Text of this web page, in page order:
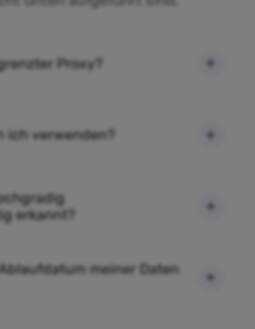
Proxy?
ich verwenden?
erkannt?
meiner Daten